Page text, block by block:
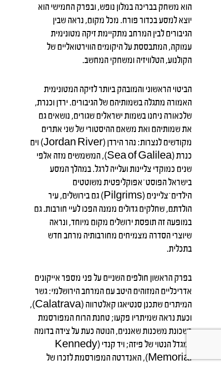
הוא משחק בבריכה במלון נופש, ובפרק החמישי הוא
יוצא למסע בכדור פורח. מכל מקום, נראה שבין
הגיבורים לבין המרחב מתקיימת זיקה מטונימית
עמוקה, המתבססת על היקומים הווירטואליים של
הקולנוע, הטלוויזיה ומשחקי המחשב.
הביטוי הראשוני והמובהק ביותר לזיקה המטונימית
האמורה מתגלה בשמותיהם של הגיבורים. ירדן וכנרת,
שלכאורה ניחנו בשמות ישראלים שגורים, נושאים גם
את שמותיהם ואת משאם ההיסטורי של שני אתרים
מקודשים לנצרות: נהר הירדן (Jordan River) וים
כנרת (Sea of Galilea), המשמשים מזה אלפי
שנים כמוקדי צליינות ועלייה לרגל. במהלך המסע
בישראל הפוסט־אפוקליפטית משוטטים
הילדים־צליינים (Pilgrims) גם בירושלים, עיר
הולדתם, שחלקים גדולים ממנה הפכו לעיי חורבות. גם
במופעה זה תופסת ירושלים מקום מיוחד, ונראה
שיוצרי הסדרה מצמיחים מחורבותיה מרחב חדש
בתכלית.
בפרק הראשון חולפים השניים על פני מספר אייקונים
אדריכליים המזוהים היטב עם המרחב הירושלמי: גשר
המיתרים שתכנן סנטיאגו קאלטרווה (Calatrava),
וכעת נראה שמיתריו פקעו; טחנת הרוח המפורסמת
בשכונת משכנות שאננים, הנוטה כעת על צידה בדומה
למגדל הנטוי של פיזה; ויד קנדי (Kennedy
Memorial), האנדרטה המפורסמת לזכרו של